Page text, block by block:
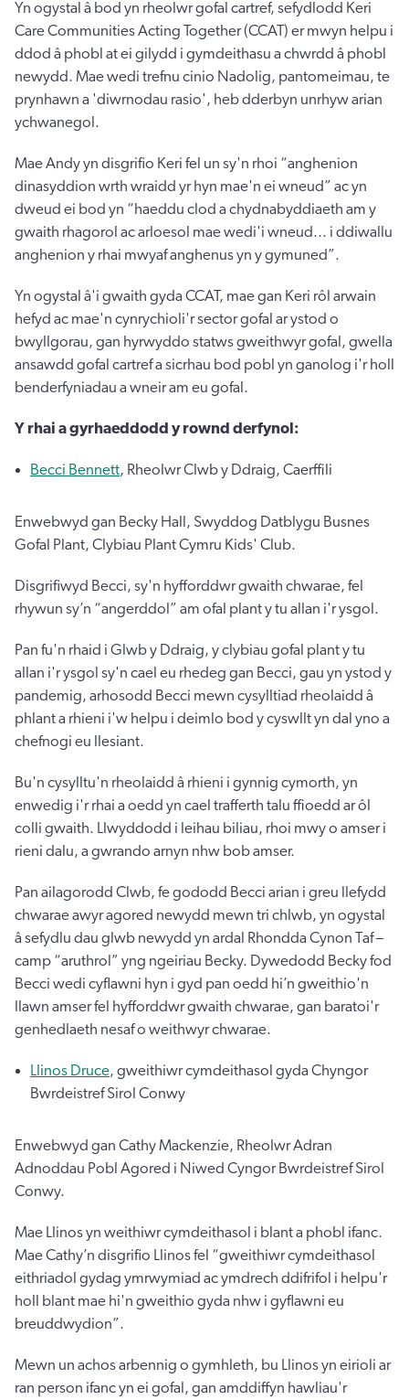
Yn ogystal â bod yn rheolwr gofal cartref, sefydlodd Keri
Care Communities Acting Together (CCAT) er mwyn helpu i
ddod â phobl at ei gilydd i gymdeithasu a chwrdd â phobl
newydd. Mae wedi trefnu cinio Nadolig, pantomeimau, te
prynhawn a 'diwrnodau rasio', heb dderbyn unrhyw arian
ychwanegol.
Mae Andy yn disgrifio Keri fel un sy'n rhoi “anghenion
dinasyddion wrth wraidd yr hyn mae'n ei wneud” ac yn
dweud ei bod yn “haeddu clod a chydnabyddiaeth am y
gwaith rhagorol ac arloesol mae wedi'i wneud... i ddiwallu
anghenion y rhai mwyaf anghenus yn y gymuned”.
Yn ogystal â'i gwaith gyda CCAT, mae gan Keri rôl arwain
hefyd ac mae'n cynrychioli'r sector gofal ar ystod o
bwyllgorau, gan hyrwyddo statws gweithwyr gofal, gwella
ansawdd gofal cartref a sicrhau bod pobl yn ganolog i'r holl
benderfyniadau a wneir am eu gofal.
Y rhai a gyrhaeddodd y rownd derfynol:
Becci Bennett, Rheolwr Clwb y Ddraig, Caerffili
Enwebwyd gan Becky Hall, Swyddog Datblygu Busnes
Gofal Plant, Clybiau Plant Cymru Kids' Club.
Disgrifiwyd Becci, sy'n hyfforddwr gwaith chwarae, fel
rhywun sy’n “angerddol” am ofal plant y tu allan i'r ysgol.
Pan fu'n rhaid i Glwb y Ddraig, y clybiau gofal plant y tu
allan i'r ysgol sy'n cael eu rhedeg gan Becci, gau yn ystod y
pandemig, arhosodd Becci mewn cysylltiad rheolaidd â
phlant a rhieni i'w helpu i deimlo bod y cyswllt yn dal yno a
chefnogi eu llesiant.
Bu'n cysylltu'n rheolaidd â rhieni i gynnig cymorth, yn
enwedig i'r rhai a oedd yn cael trafferth talu ffioedd ar ôl
colli gwaith. Llwyddodd i leihau biliau, rhoi mwy o amser i
rieni dalu, a gwrando arnyn nhw bob amser.
Pan ailagorodd Clwb, fe gododd Becci arian i greu llefydd
chwarae awyr agored newydd mewn tri chlwb, yn ogystal
â sefydlu dau glwb newydd yn ardal Rhondda Cynon Taf –
camp “aruthrol” yng ngeiriau Becky. Dywedodd Becky fod
Becci wedi cyflawni hyn i gyd pan oedd hi’n gweithio'n
llawn amser fel hyfforddwr gwaith chwarae, gan baratoi'r
genhedlaeth nesaf o weithwyr chwarae.
Llinos Druce, gweithiwr cymdeithasol gyda Chyngor
Bwrdeistref Sirol Conwy
Enwebwyd gan Cathy Mackenzie, Rheolwr Adran
Adnoddau Pobl Agored i Niwed Cyngor Bwrdeistref Sirol
Conwy.
Mae Llinos yn weithiwr cymdeithasol i blant a phobl ifanc.
Mae Cathy’n disgrifio Llinos fel “gweithiwr cymdeithasol
eithriadol gydag ymrwymiad ac ymdrech ddifrifol i helpu'r
holl blant mae hi'n gweithio gyda nhw i gyflawni eu
breuddwydion”.
Mewn un achos arbennig o gymhleth, bu Llinos yn eirioli ar
ran person ifanc yn ei gofal, gan amddiffyn hawliau'r